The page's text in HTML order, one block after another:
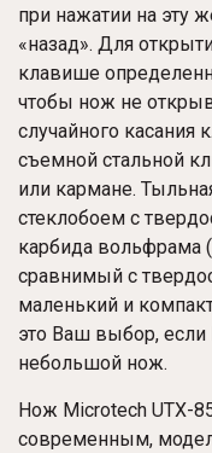
при нажатии на эту
«назад». Для
клавише
чтобы нож не
случайного
съемной стальной
или кармане.
стеклобоем с
карбида вольфрама
сравнимый с
маленький и
это Ваш выбор,
небольшой нож.
Нож Microtech UTX-
современным,